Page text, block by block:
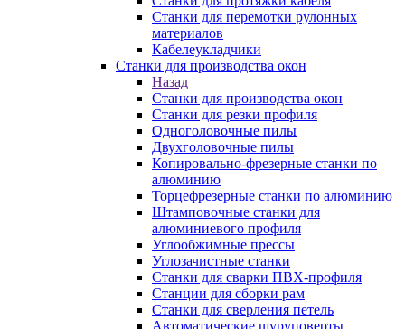
Станки для перемотки рулонных
материалов
Кабелеукладчики
Станки для производства окон
Назад
Станки для производства окон
Станки для резки профиля
Одноголовочные пилы
Двухголовочные пилы
Копировально-фрезерные станки по
алюминию
Торцефрезерные станки по алюминию
Штамповочные станки для
алюминиевого профиля
Углообжимные прессы
Углозачистные станки
Станки для сварки ПВХ-профиля
Станции для сборки рам
Станки для сверления петель
Автоматические шуруповерты